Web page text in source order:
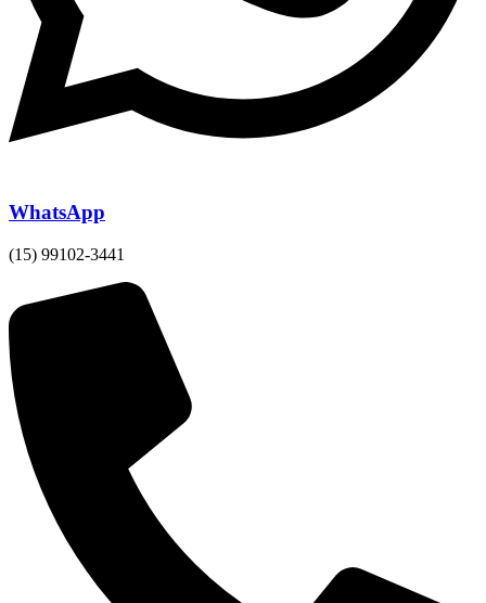
WhatsApp
(15) 99102-3441